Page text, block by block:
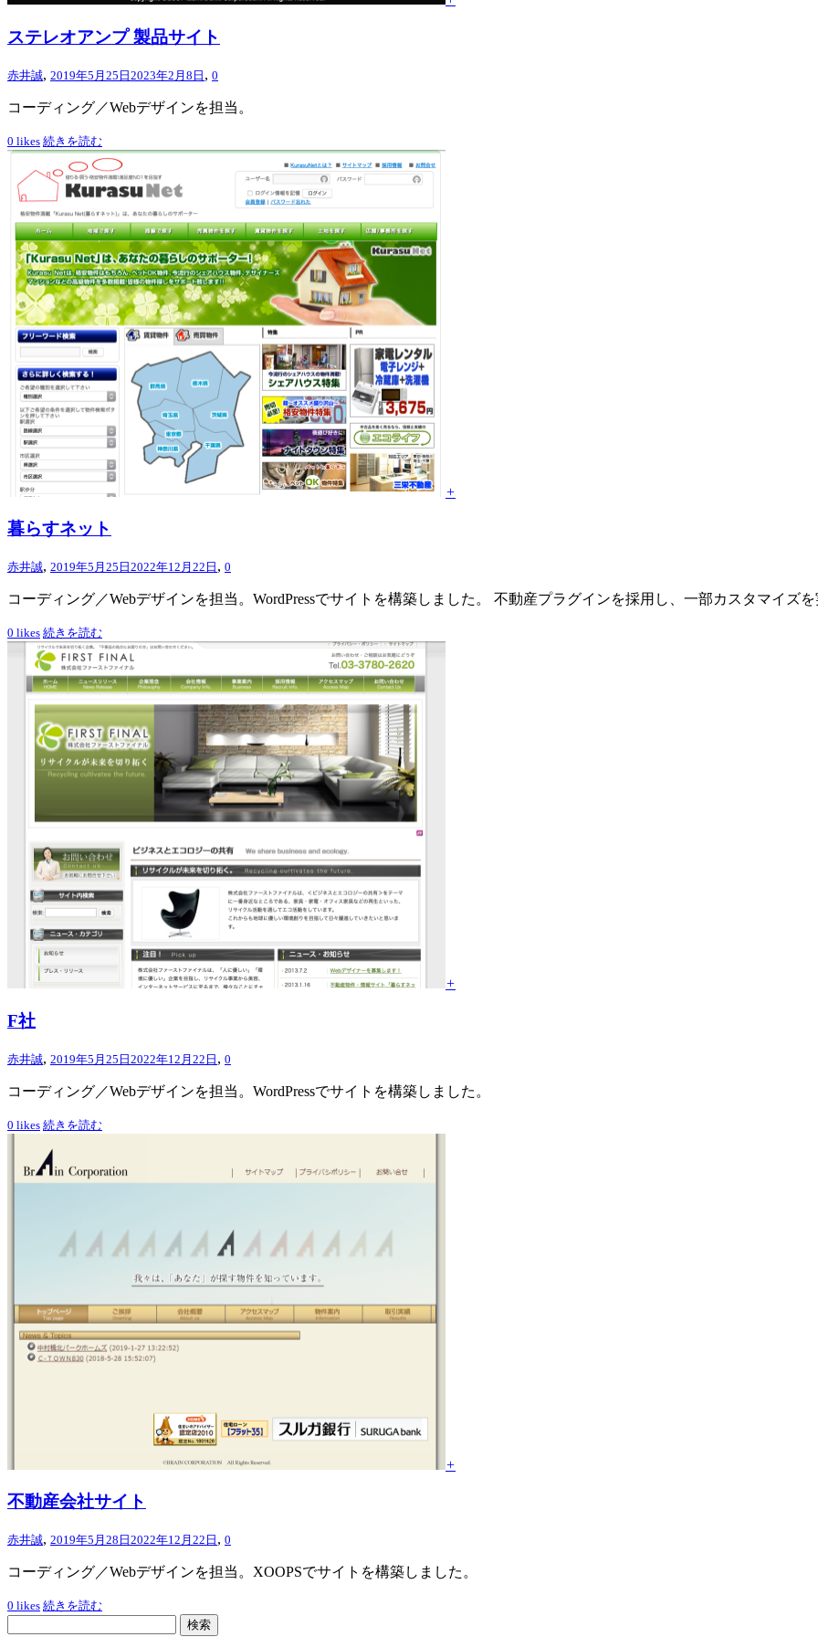
ステレオアンプ 製品サイト
赤井誠, 2019年5月25日2023年2月8日 , 0
コーディング／Webデザインを担当。
0 likes 続きを読む
+
暮らすネット
赤井誠, 2019年5月25日 2022年12月22日 , 0
コーディング／Webデザインを担当。WordPressでサイトを構築しました。 不動産プラグインを採用し、一部カスタマイズを
0 likes 続きを読む
+
F社
赤井誠, 2019年5月25日2022年12月22日 , 0
コーディング／Webデザインを担当。WordPressでサイトを構築しました。
0 likes 続きを読む
+
不動産会社サイト
赤井誠, 2019年5月28日 2022年12月22日 , 0
コーディング／Webデザインを担当。XOOPSでサイトを構築しました。
0 likes 続きを読む